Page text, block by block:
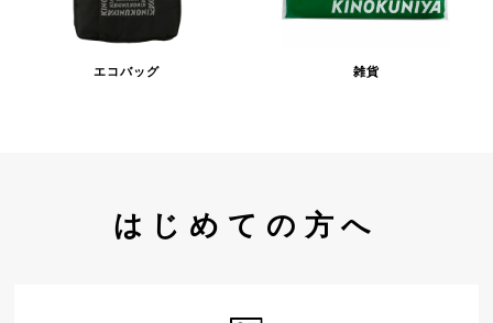
エコバッグ 雑貨
はじめての方へ